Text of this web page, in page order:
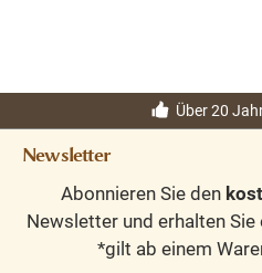
Über 20
Newsletter
Abonnieren Sie den
Newsletter und erhalten Sie
*gilt ab einem